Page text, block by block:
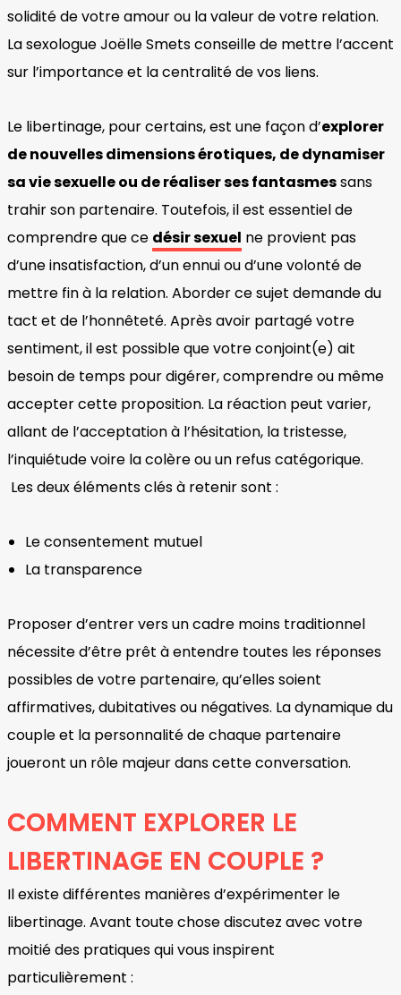
solidité de votre amour ou la valeur de votre relation.
La sexologue Joëlle Smets conseille de mettre l’accent
sur l’importance et la centralité de vos liens.
Le libertinage, pour certains, est une façon d’explorer
de nouvelles dimensions érotiques, de dynamiser
sa vie sexuelle ou de réaliser ses fantasmessans
trahir son partenaire. Toutefois, il est essentiel de
comprendre que ce désir sexuel ne provient pas
d’une insatisfaction, d’un ennui ou d’une volonté de
mettre fin à la relation. Aborder ce sujet demande du
tact et de l’honnêteté. Après avoir partagé votre
sentiment, il est possible que votre conjoint(e) ait
besoin de temps pour digérer, comprendre ou même
accepter cette proposition. La réaction peut varier,
allant de l’acceptation à l’hésitation, la tristesse,
l’inquiétude voire la colère ou un refus catégorique.
Les deux éléments clés à retenir sont :
Le consentement mutuel
La transparence
Proposer d’entrer vers un cadre moins traditionnel
nécessite d’être prêt à entendre toutes les réponses
possibles de votre partenaire, qu’elles soient
affirmatives, dubitatives ou négatives. La dynamique du
couple et la personnalité de chaque partenaire
joueront un rôle majeur dans cette conversation.
COMMENT EXPLORER LE
LIBERTINAGE EN COUPLE ?
Il existe différentes manières d’expérimenter le
libertinage. Avant toute chose discutez avec votre
moitié des pratiques qui vous inspirent
particulièrement :